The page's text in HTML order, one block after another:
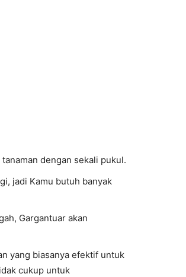
dengan sekali pukul.
jadi Kamu butuh banyak
Gargantuar akan
yang biasanya efektif untuk
cukup untuk